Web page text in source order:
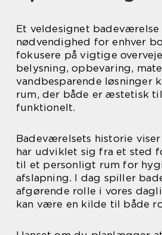
Et veldesignet badeværelse
nødvendighed for enhver
fokusere på vigtige
belysning, opbevaring,
vandbesparende løsninger
rum, der både er æstetisk
funktionelt.
Badeværelsets historie
har udviklet sig fra et sted
til et personligt rum for
afslapning. I dag spiller
afgørende rolle i vores
kan være en kilde til både